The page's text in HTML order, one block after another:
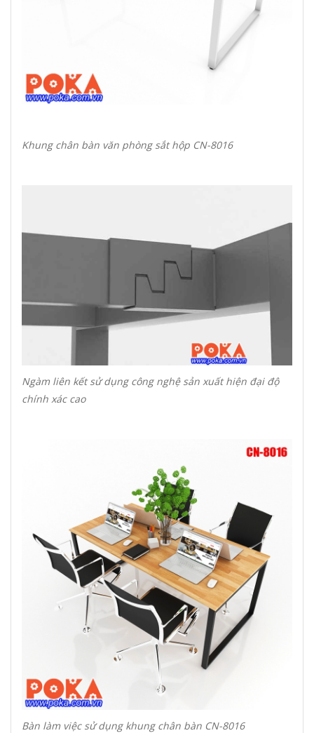
Khung chân bàn văn phòng sắt hộp CN-8016
Ngàm liên kết sử dụng công nghệ sản xuất hiện đại độ
chính xác cao
Bàn làm việc sử dụng khung chân bàn CN-8016